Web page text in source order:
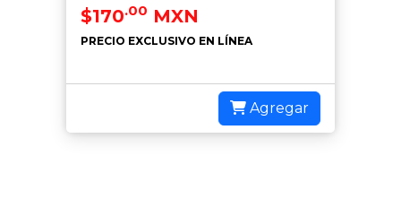
$170.00 MXN
PRECIO EXCLUSIVO EN LÍNEA
Agregar